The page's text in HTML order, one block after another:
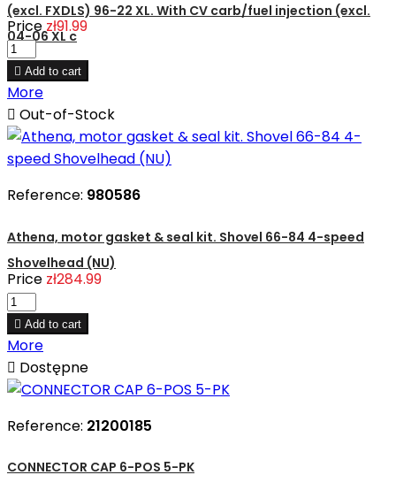
(excl. FXDLS) 96-22 XL. With CV carb/fuel injection (excl.
04-06 XL c
Pricezł91.99
 Add to cart
More
 Out-of-Stock
Reference: 980586
Athena, motor gasket & seal kit. Shovel 66-84 4-speed
Shovelhead (NU)
Price zł284.99
 Add to cart
More
 Dostępne
Reference: 21200185
CONNECTOR CAP 6-POS 5-PK